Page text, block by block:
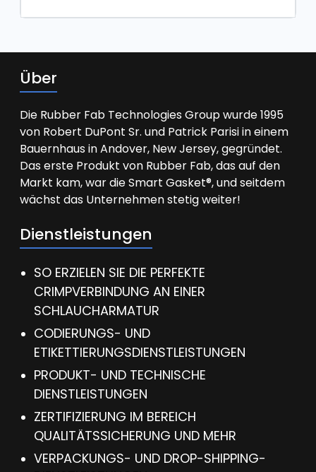
Über
Die Rubber Fab Technologies Group wurde 1995
von Robert DuPont Sr. und Patrick Parisi in einem
Bauernhaus in Andover, New Jersey, gegründet.
Das erste Produkt von Rubber Fab, das auf den
Markt kam, war die Smart Gasket®, und seitdem
wächst das Unternehmen stetig weiter!
Dienstleistungen
SO ERZIELEN SIE DIE PERFEKTE
CRIMPVERBINDUNG AN EINER
SCHLAUCHARMATUR
CODIERUNGS- UND
ETIKETTIERUNGSDIENSTLEISTUNGEN
PRODUKT- UND TECHNISCHE
DIENSTLEISTUNGEN
ZERTIFIZIERUNG IM BEREICH
QUALITÄTSSICHERUNG UND MEHR
VERPACKUNGS- UND DROP-SHIPPING-